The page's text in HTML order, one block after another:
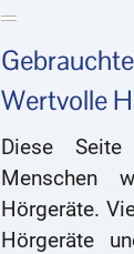
Wertvolle
Diese
Menschen
Hörgeräte.
Hörgeräte